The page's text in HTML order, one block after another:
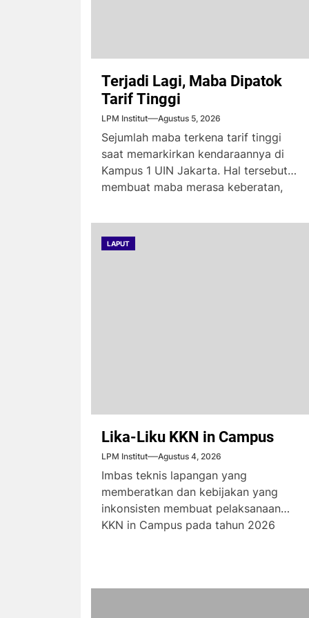
Terjadi Lagi, Maba Dipatok
Tarif Tinggi
LPM Institut Agustus 5, 2026
Sejumlah maba terkena tarif tinggi
saat memarkirkan kendaraannya di
Kampus 1 UIN Jakarta. Hal tersebut
membuat maba merasa keberatan,
LAPUT
Lika-Liku KKN in Campus
LPM Institut Agustus 4, 2026
Imbas teknis lapangan yang
memberatkan dan kebijakan yang
inkonsisten membuat pelaksanaan
KKN in Campus pada tahun 2026